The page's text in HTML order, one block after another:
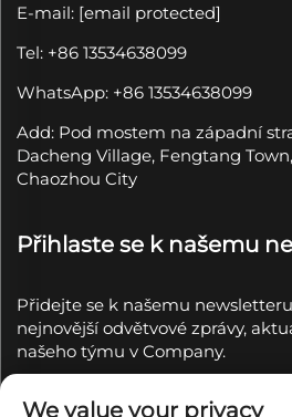
E-mail: [email protected]
Tel: +86 13534638099
WhatsApp: +86 13534638099
Add: Pod mostem na západní
Dacheng Village, Fengtang
Chaozhou City
Přihlaste se k našemu
Přidejte se k našemu
nejnovější odvětvové zprávy,
našeho týmu v Company.
We value your privacy